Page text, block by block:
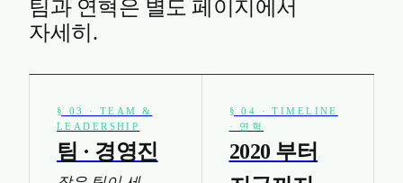
팀과 연혁은 별도 페이지에서
자세히.
§ 03 · TEAM &
LEADERSHIP
팀 · 경영진
§ 04 · TIMELINE
· 연혁
2020 부터